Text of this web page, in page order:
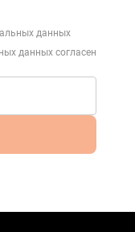
данных
данных согласен